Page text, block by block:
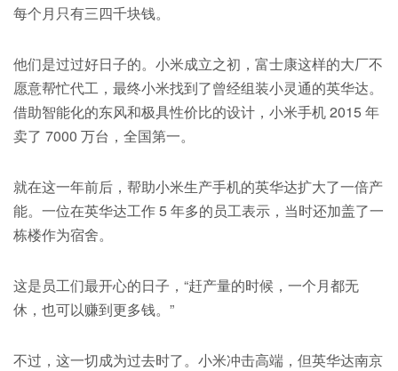
每个月只有三四千块钱。
他们是过过好日子的。小米成立之初，富士康这样的大厂不
愿意帮忙代工，最终小米找到了曾经组装小灵通的英华达。
借助智能化的东风和极具性价比的设计，小米手机 2015 年
卖了 7000 万台，全国第一。
就在这一年前后，帮助小米生产手机的英华达扩大了一倍产
能。一位在英华达工作 5 年多的员工表示，当时还加盖了一
栋楼作为宿舍。
这是员工们最开心的日子，“赶产量的时候，一个月都无
休，也可以赚到更多钱。”
不过，这一切成为过去时了。小米冲击高端，但英华达南京